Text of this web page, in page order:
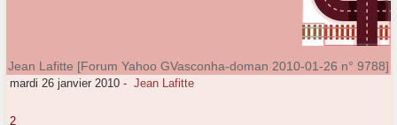
Jean Lafitte [Forum Yahoo GVasconha-doman 2010-01-26 n° 9788]
mardi 26 janvier 2010 - Jean Lafitte
2